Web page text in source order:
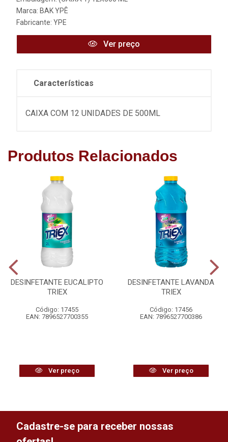
Marca: BAK YPÊ
Fabricante: YPE
Ver preço
Características
CAIXA COM 12 UNIDADES DE 500ML
Produtos Relacionados
DESINFETANTE EUCALIPTO
TRIEX
Código: 17455
EAN: 7896527700355
Ver preço
DESINFETANTE LAVANDA
TRIEX
Código: 17456
EAN: 7896527700386
Ver preço
Cadastre-se para receber nossas